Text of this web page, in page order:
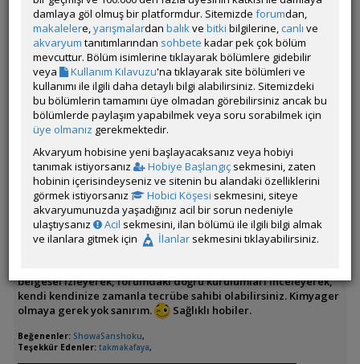
Yazar:takmakafaya
Hayırlı uğurlu olsun abi .Sana kayalarla ilgili soru soracağım .
kayalara sürekli tuzruhu testi yapın diyorlar sen yaptın mı ?
yapmadıysan bu testlere cidden gerek varmı , düzenli su
değişimi le su parametlerinin bozulmasına engel olunamaz
mı ? yaptıysan kayaları bulman zor oldu mu ? ben denizlide
yaşıyorum ve yaşadığım cevrede kaylar genel olarak asite
tepki veriyor kaya aramaktan heba oldum .
NOT: japon balığı besliyorum/besleyeceğim
Ben kayaları genelde doğadan seçip, iyice yıkayıp, bir diş
fırçası yardımıyla fırçalayarak kir, pislik ve tortularından
arındırıp akvaryuma direk ekliyorum. Herhangi bir test veya
deney yapmıyorum.
Gözüme hoş gelen, zararlı salınım
yapmayacağına inandığım, ikna olduğum doğal dere taş ve
kayalarını bulup akvaryuma ekliyorum. Şimdiye kadar
belgesel izleyerek, forumdaki doğru kurulumları inceleyerek,
kendi kendinize zamanla tecrübe sahibi olabilirsiniz. Kimyager
olmaya gerek yok sanırım.
Sağlıklı hobiler.
Beğenenler: ShowaSanshoku,
Teşekkür Edenler: takmakafaya,
damlaya göl olmuş bir platformdur. Sitemizde forumdan,
makalelere,yarışmalardan balıkve bitki bilgilerine, canlı ve
akvaryum tanıtımlarından sohbete kadar pek çok bölüm
mevcuttur. Bölüm isimlerine tıklayarak bölümlere gidebilir
veya
Kullanım Kılavuzu'na tıklayarak site bölümleri ve
kullanımı ile ilgili daha detaylı bilgi alabilirsiniz. Sitemizdeki
bu bölümlerin tamamını üye olmadan görebilirsiniz ancak bu
bölümlerde paylaşım yapabilmek veya soru sorabilmek için
üye olmanız gerekmektedir.
Akvaryum hobisine yeni başlayacaksanız veya hobiyi
tanımak istiyorsanız
Hobiye Başlangıç sekmesini, zaten
hobinin içerisindeyseniz ve sitenin bu alandaki özelliklerini
görmek istiyorsanız
Hobici Köşesi sekmesini, siteye
akvaryumunuzda yaşadığınız acil bir sorun nedeniyle
ulaştıysanız
Acil sekmesini, ilan bölümü ile ilgili bilgi almak
ve ilanlara gitmek için
İlanlar sekmesini tıklayabilirsiniz.